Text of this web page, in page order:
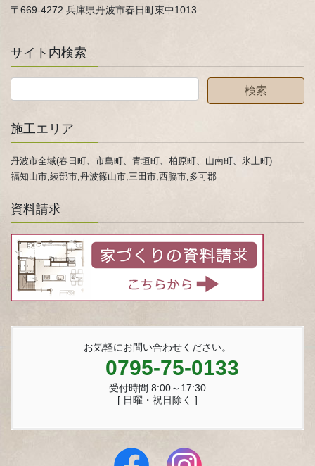
〒669-4272 兵庫県丹波市春日町東中1013
サイト内検索
施工エリア
丹波市全域(春日町、市島町、青垣町、柏原町、山南町、氷上町)
福知山市,綾部市,丹波篠山市,三田市,西脇市,多可郡
資料請求
お気軽にお問い合わせください。
0795-75-0133
受付時間 8:00～17:30
[ 日曜・祝日除く ]